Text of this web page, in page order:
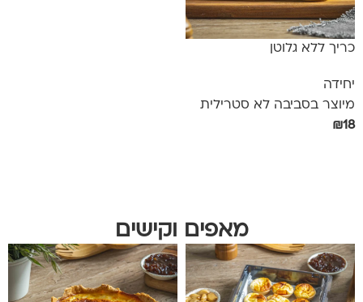
כריך ללא גלוטן
יחידה
מיוצר בסביבה לא סטרילית
₪18
מאפים וקישים